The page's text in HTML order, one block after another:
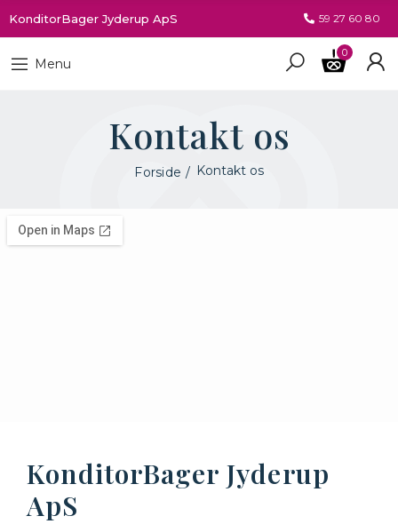
KonditorBager Jyderup ApS 59 27 60 80
Menu
0
Kontakt os
Forside Kontakt os
KonditorBager Jyderup
ApS